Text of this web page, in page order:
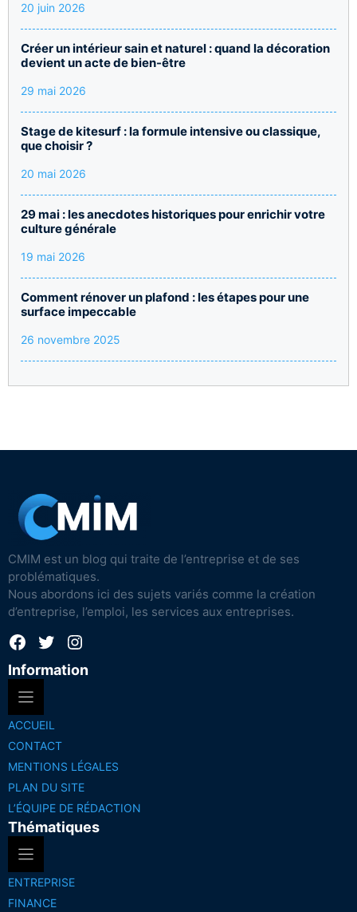
20 juin 2026
Créer un intérieur sain et naturel : quand la décoration
devient un acte de bien-être
29 mai 2026
Stage de kitesurf : la formule intensive ou classique,
que choisir ?
20 mai 2026
29 mai : les anecdotes historiques pour enrichir votre
culture générale
19 mai 2026
Comment rénover un plafond : les étapes pour une
surface impeccable
26 novembre 2025
CMIM est un blog qui traite de l’entreprise et de ses
problématiques.
Nous abordons ici des sujets variés comme la création
d’entreprise, l’emploi, les services aux entreprises.
Facebook
TwitterInstagram
Information
ACCUEIL
CONTACT
MENTIONS LÉGALES
PLAN DU SITE
L’ÉQUIPE DE RÉDACTION
Thématiques
ENTREPRISE
FINANCE